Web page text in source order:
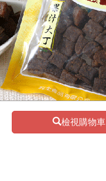
檢視購物車